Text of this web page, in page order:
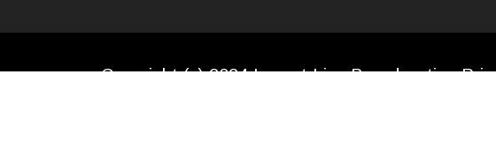
Copyright (c) 2024 Impact Live Broadcasting